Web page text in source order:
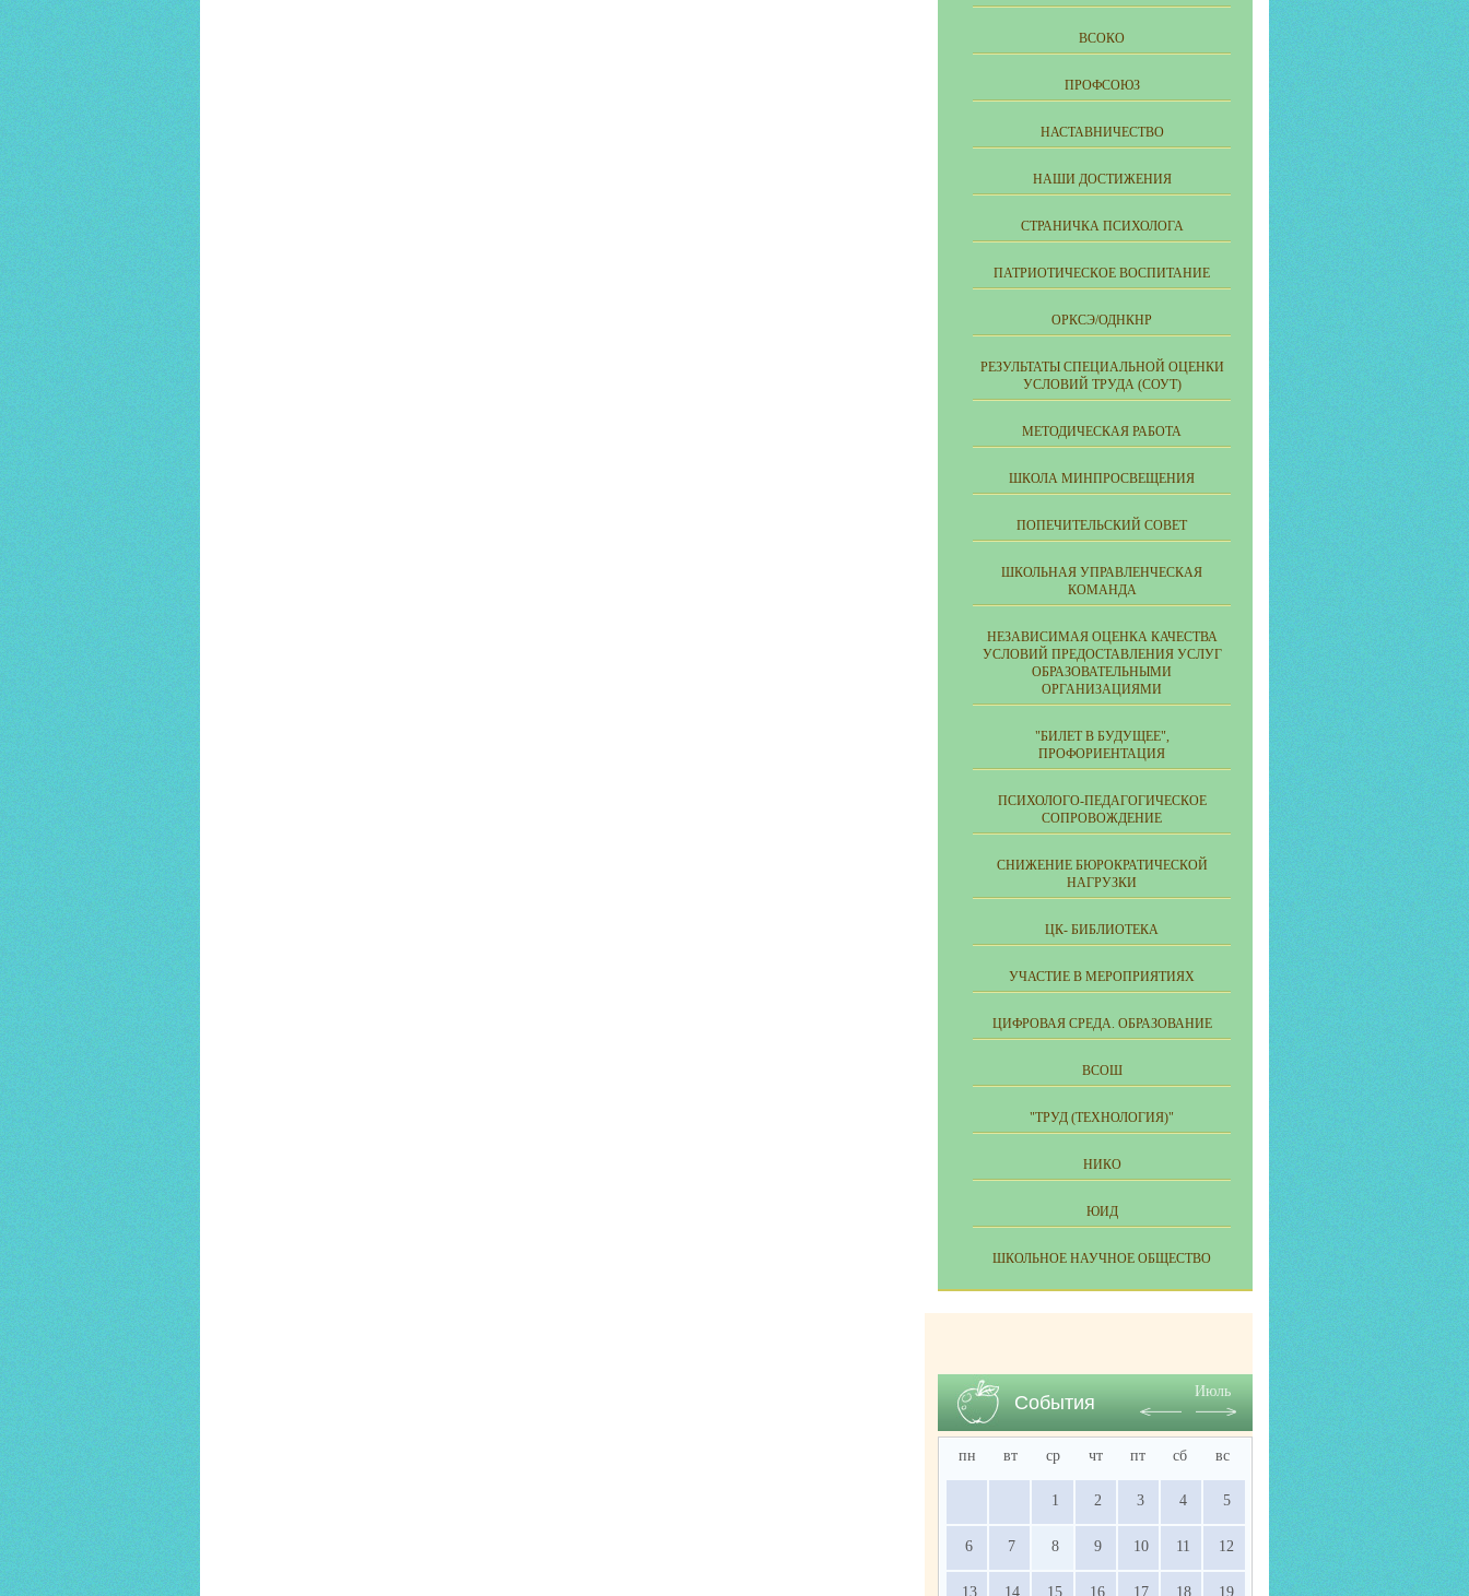
ВСОКО
ПРОФСОЮЗ
НАСТАВНИЧЕСТВО
НАШИ ДОСТИЖЕНИЯ
СТРАНИЧКА ПСИХОЛОГА
ПАТРИОТИЧЕСКОЕ ВОСПИТАНИЕ
ОРКСЭ/ОДНКНР
РЕЗУЛЬТАТЫ СПЕЦИАЛЬНОЙ ОЦЕНКИ
УСЛОВИЙ ТРУДА (СОУТ)
МЕТОДИЧЕСКАЯ РАБОТА
ШКОЛА МИНПРОСВЕЩЕНИЯ
ПОПЕЧИТЕЛЬСКИЙ СОВЕТ
ШКОЛЬНАЯ УПРАВЛЕНЧЕСКАЯ
КОМАНДА
НЕЗАВИСИМАЯ ОЦЕНКА КАЧЕСТВА
УСЛОВИЙ ПРЕДОСТАВЛЕНИЯ УСЛУГ
ОБРАЗОВАТЕЛЬНЫМИ
ОРГАНИЗАЦИЯМИ
"БИЛЕТ В БУДУЩЕЕ",
ПРОФОРИЕНТАЦИЯ
ПСИХОЛОГО-ПЕДАГОГИЧЕСКОЕ
СОПРОВОЖДЕНИЕ
СНИЖЕНИЕ БЮРОКРАТИЧЕСКОЙ
НАГРУЗКИ
ЦК- БИБЛИОТЕКА
УЧАСТИЕ В МЕРОПРИЯТИЯХ
ЦИФРОВАЯ СРЕДА. ОБРАЗОВАНИЕ
ВСОШ
"ТРУД (ТЕХНОЛОГИЯ)"
НИКО
ЮИД
ШКОЛЬНОЕ НАУЧНОЕ ОБЩЕСТВО
События
Июль
пн вт ср чт пт сб вс
1 2 3 4 5
6 7 8 9 10 11 12
13 14 15 16 17 18 19